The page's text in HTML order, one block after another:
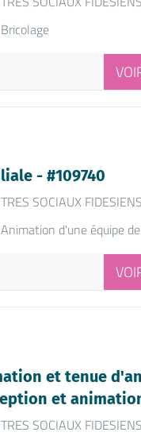
- #109740
SOCIAUX FIDESIENS
d'une équipe
et tenue
et
SOCIAUX FIDESIENS